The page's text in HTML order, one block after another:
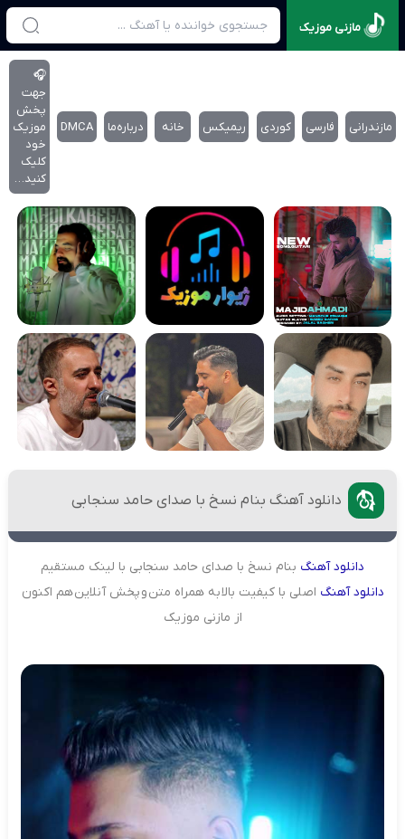
مازنی موزیک
مازندرانی فارسی کوردی ریمیکس خانه درباره‌‌ما DMCA
🎧
جهت
پخش
موزیک
خود
کلیک
کنید…
دانلود آهنگ بنام نسخ با صدای حامد سنجابی
دانلودآهنگ بنام نسخ با صدای حامد سنجابی با لینک مستقیم
دانلودآهنگ اصلی با کیفیت بالا به همراه متن و پخش آنلاین هم اکنون
از مازنی موزیک